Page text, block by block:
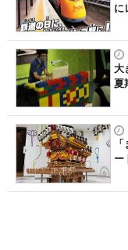
に
大
夏
ー